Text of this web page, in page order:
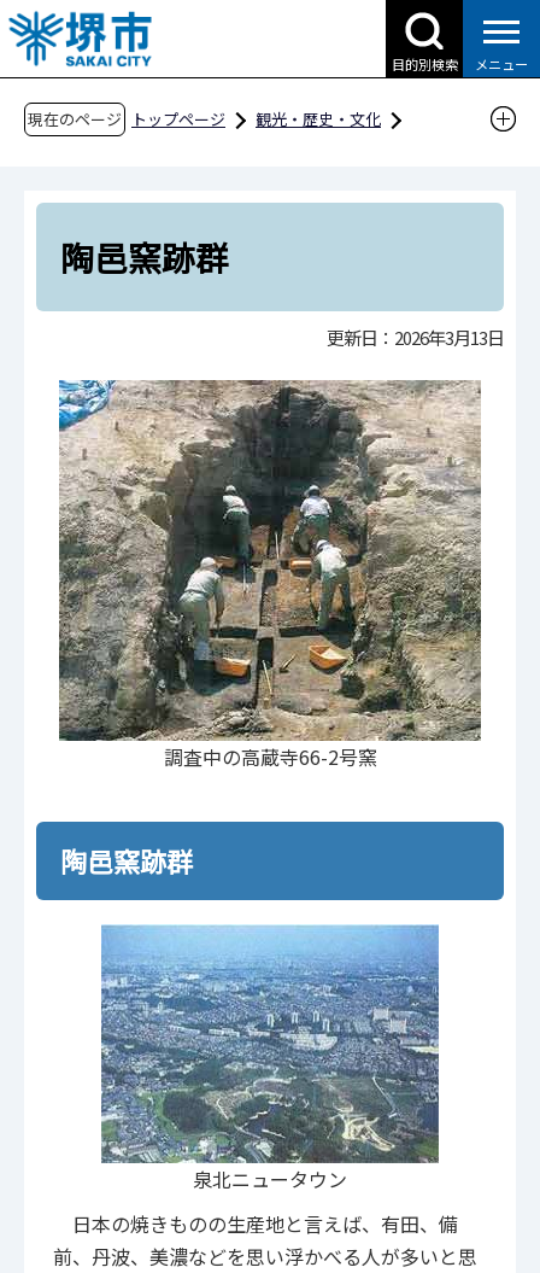
こ
の
ペ
目的別検索 メニュー
現在のページ トップページ
観光・歴史・文化
堺の遺跡紹介
陶邑窯跡群
陶邑窯跡群
更新日：2026年3月13日
調査中の高蔵寺66-2号窯
陶邑窯跡群
泉北ニュータウン
日本の焼きものの生産地と言えば、有田、備
前、丹波、美濃などを思い浮かべる人が多いと思